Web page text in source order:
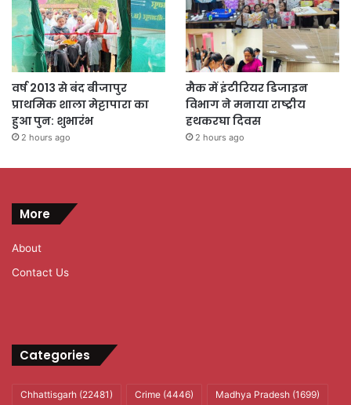
वर्ष 2013 से बंद बीजापुर
प्राथमिक शाला मेट्टापारा का
हुआ पुन: शुभारंभ
2 hours ago
मैक में इंटीरियर डिजाइन
विभाग ने मनाया राष्ट्रीय
हथकरघा दिवस
2 hours ago
More
About
Contact Us
Categories
Chhattisgarh (22481) Crime (4446) Madhya Pradesh (1699)